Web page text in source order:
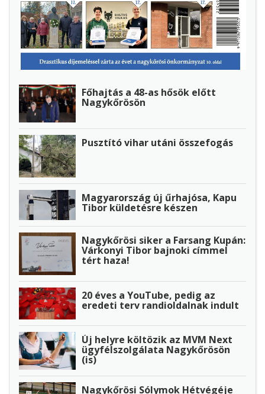
Főhajtás a 48-as hősök előtt
Nagykőrösön
Pusztító vihar utáni összefogás
Magyarország új űrhajósa, Kapu
Tibor küldetésre készen
Nagykőrösi siker a Farsang Kupán:
Várkonyi Tibor bajnoki címmel
tért haza!
20 éves a YouTube, pedig az
eredeti terv randioldalnak indult
Új helyre költözik az MVM Next
ügyfélszolgálata Nagykőrösön
(is)
Nagykőrösi Sólymok Hétvégéje